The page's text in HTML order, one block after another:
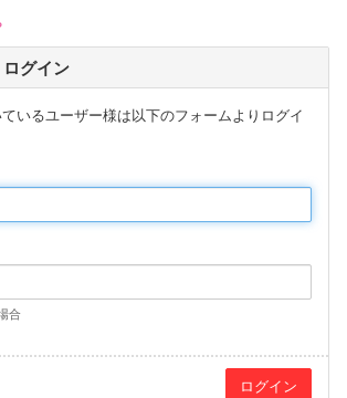
グイン
いるユーザー様は以下のフォームよりログイ
合